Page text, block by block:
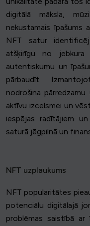
digitālā māksla,
nekustamais īpašums
NFT satur
atšķirīgu no
autentiskumu un
pārbaudīt.
nodrošina
aktīvu izcelsmei un
iespējas radītājiem
saturā jēgpilnā un
NFT uzplaukums
NFT popularitātes
potenciālu digitālajā
problēmas saistībā ar